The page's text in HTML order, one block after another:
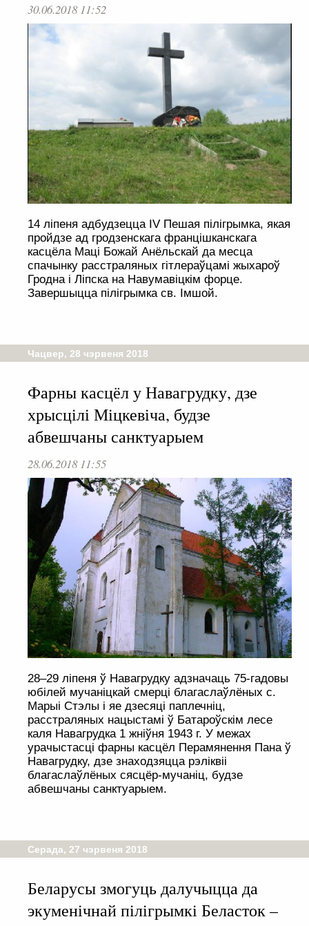
30.06.2018 11:52
14 ліпеня адбудзецца IV Пешая пілігрымка, якая
пройдзе ад гродзенскага францішканскага
касцёла Маці Божай Анёльскай да месца
спачынку расстраляных гітлераўцамі жыхароў
Гродна і Ліпска на Навумавіцкім форце.
Завершыцца пілігрымка св. Імшой.
Чацвер, 28 чэрвеня 2018
Фарны касцёл у Навагрудку, дзе
хрысцілі Міцкевіча, будзе
абвешчаны санктуарыем
28.06.2018 11:55
28–29 ліпеня ў Навагрудку адзначаць 75-гадовы
юбілей мучаніцкай смерці благаслаўлёных с.
Марыі Стэлы і яе дзесяці паплечніц,
расстраляных нацыстамі ў Батароўскім лесе
каля Навагрудка 1 жніўня 1943 г. У межах
урачыстасці фарны касцёл Перамянення Пана ў
Навагрудку, дзе знаходзяцца рэліквіі
благаслаўлёных сясцёр-мучаніц, будзе
абвешчаны санктуарыем.
Серада, 27 чэрвеня 2018
Беларусы змогуць далучыцца да
экуменічнай пілігрымкі Беласток –